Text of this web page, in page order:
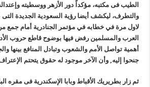
الطيب فى مكتبه، مؤكداً دور الأزهر ووسطيته
والتطرف، ليكشف أيضا رؤية السعودية الجديدة
لاول مرة في خطابه في مؤتمر الجنادرية أمام جمع
العرب والمسلمين رفض فيها بوضوح قاطع حروب
أهمية تواصل الأمم والشعوب وتبادل المنافع بينها
جنحوا إليه, وأن الآخر موجود له حقوق يتحتم
ثم زار بطريريك الأقباط وبابا الإسكندرية فى مقره